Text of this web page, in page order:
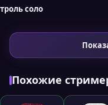
троль соло
Похожие